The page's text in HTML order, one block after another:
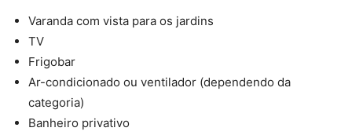
Varanda com vista para os jardins
TV
Frigobar
Ar-condicionado ou ventilador (dependendo da
categoria)
Banheiro privativo